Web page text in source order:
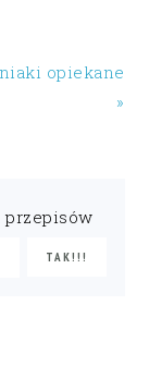
opiekane
»